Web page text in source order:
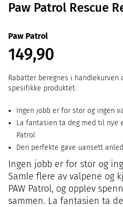
Paw Patrol Rescue
Paw Patrol
149,90
Rabatter beregnes i
spesifikke produktet.
Ingen jobb er for stor og ingen
La fantasien ta deg med til nye
Patrol
Den perfekte gave uansett
Ingen jobb er for stor og
Samle flere av valpene og
PAW Patrol, og opplev
sammen. La fantasien ta